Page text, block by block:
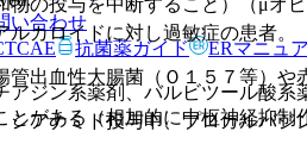
の投与を中断すること）（μオ
ジン系薬剤、バルビツール酸
とがある（相加的に中枢神経抑制
カロイドに対し過敏症の患者。
出血性大腸菌（Ｏ１５７等）や
アナミド投与中、プロカルバジ
い合わせ
抗菌薬ガイド ERマニュ